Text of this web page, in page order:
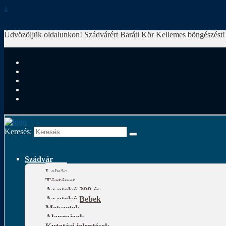
↓
Üdvözöljük oldalunkon! Szádvárért Baráti Kör Kellemes
Keresés:
Szádvár
Leírás
Történet
Az utolsó 300 év
Az utolsó Bebek
Metszetek
Alaprajzok